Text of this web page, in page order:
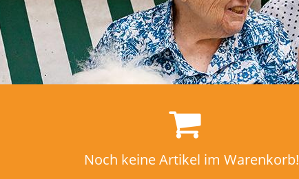
Noch keine Artikel im Warenkorb!